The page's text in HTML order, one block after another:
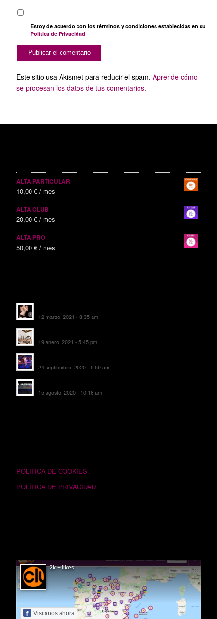
Estoy de acuerdo con los términos y condiciones establecidas en su
Política de Privacidad
Este sitio usa Akismet para reducir el spam. Aprende cómo
se procesan los datos de tus comentarios.
ALTA PARTICULAR
10,00 € / mes
ALTA CLUB
20,00 € / mes
ALTA PRO
50,00 € / mes
12 marzo, 2021 - 8:35 am
19 enero, 2021 - 5:45 pm
24 septiembre, 2020 - 5:59 am
15 agosto, 2020 - 10:16 am
POLÍTICA DE COOKIES
POLÍTICA DE PRIVACIDAD
2k + likes
Visitanos ahora